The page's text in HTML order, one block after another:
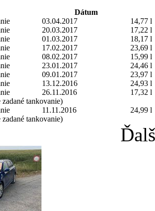
Dátum
03.04.2017
14,77 l
20.03.2017
17,22 l
01.03.2017
18,17 l
17.02.2017
23,69 l
08.02.2017
15,99 l
23.01.2017
24,46 l
09.01.2017
23,97 l
13.12.2016
24,93 l
26.11.2016
17,32 l
tankovanie)
11.11.2016
24,99 l
tankovanie)